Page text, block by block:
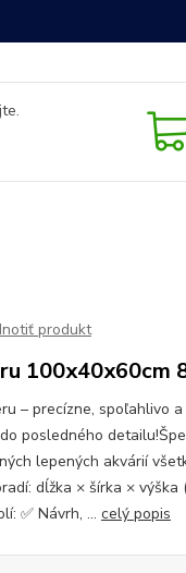
produkt
100x40x60cm
– precízne, spoľahlivo
posledného
lepených akvárií
dĺžka × šírka × výška
✅ Návrh, ... celý popis